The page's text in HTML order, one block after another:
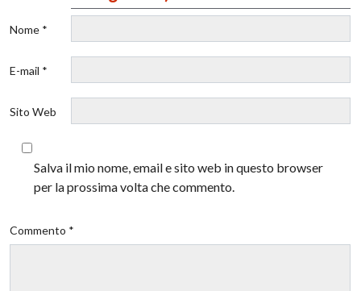
Nome *
E-mail *
Sito Web
Salva il mio nome, email e sito web in questo browser
per la prossima volta che commento.
Commento *